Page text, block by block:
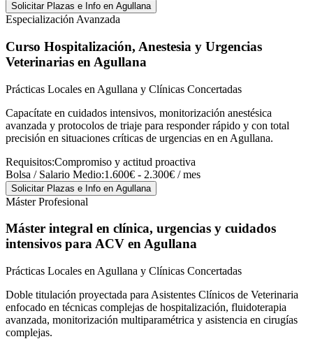
Solicitar Plazas e Info en Agullana
Especialización Avanzada
Curso Hospitalización, Anestesia y Urgencias
Veterinarias en Agullana
Prácticas Locales en Agullana y Clínicas Concertadas
Capacítate en cuidados intensivos, monitorización anestésica
avanzada y protocolos de triaje para responder rápido y con total
precisión en situaciones críticas de urgencias en en Agullana.
Requisitos:Compromiso y actitud proactiva
Bolsa / Salario Medio:1.600€ - 2.300€ / mes
Solicitar Plazas e Info en Agullana
Máster Profesional
Máster integral en clínica, urgencias y cuidados
intensivos para ACV en Agullana
Prácticas Locales en Agullana y Clínicas Concertadas
Doble titulación proyectada para Asistentes Clínicos de Veterinaria
enfocado en técnicas complejas de hospitalización, fluidoterapia
avanzada, monitorización multiparamétrica y asistencia en cirugías
complejas.